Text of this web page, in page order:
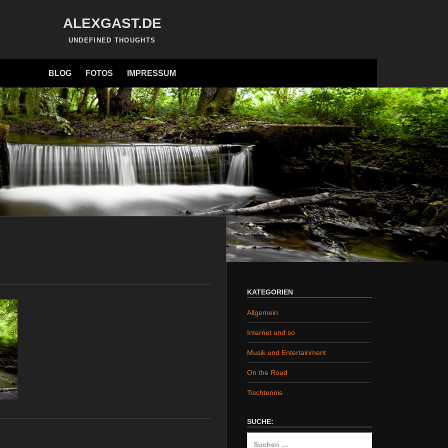
ALEXGAST.DE
UNDEFINED THOUGHTS
BLOG FOTOS IMPRESSUM
KATEGORIEN
Allgemein
Internet und so
Musik und Entertainment
On the Road
Tischtennis
SUCHE: